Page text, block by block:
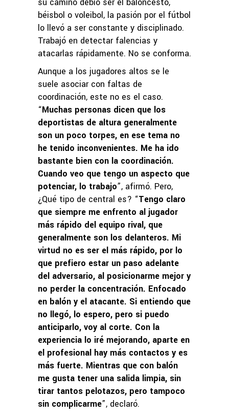
su camino debió ser el baloncesto,
béisbol o voleibol, la pasión por el fútbol
lo llevó a ser constante y disciplinado.
Trabajó en detectar falencias y
atacarlas rápidamente. No se conforma.
Aunque a los jugadores altos se le
suele asociar con faltas de
coordinación, este no es el caso.
“Muchas personas dicen que los
deportistas de altura generalmente
son un poco torpes, en ese tema no
he tenido inconvenientes. Me ha ido
bastante bien con la coordinación.
Cuando veo que tengo un aspecto que
potenciar, lo trabajo”, afirmó. Pero,
¿Qué tipo de central es? “Tengo claro
que siempre me enfrento al jugador
más rápido del equipo rival, que
generalmente son los delanteros. Mi
virtud no es ser el más rápido, por lo
que prefiero estar un paso adelante
del adversario, al posicionarme mejor y
no perder la concentración. Enfocado
en balón y el atacante. Si entiendo que
no llegó, lo espero, pero si puedo
anticiparlo, voy al corte. Con la
experiencia lo iré mejorando, aparte en
el profesional hay más contactos y es
más fuerte. Mientras que con balón
me gusta tener una salida limpia, sin
tirar tantos pelotazos, pero tampoco
sin complicarme”, declaró.